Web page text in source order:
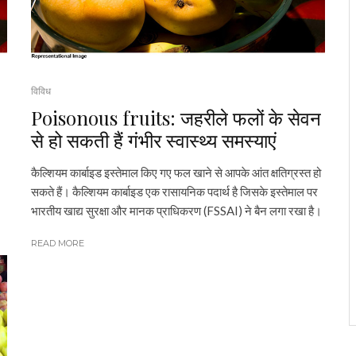
विविध
Poisonous fruits: जहरीले फलों के सेवन
से हो सकती हैं गंभीर स्वास्थ्य समस्याएं
कैल्शियम कार्बाइड इस्तेमाल किए गए फल खाने से आपके आंत क्षतिग्रस्त हो
सकते हैं। कैल्शियम कार्बाइड एक रासायनिक पदार्थ है जिसके इस्तेमाल पर
भारतीय खाद्य सुरक्षा और मानक प्राधिकरण (FSSAI) ने बैन लगा रखा है।
READ MORE